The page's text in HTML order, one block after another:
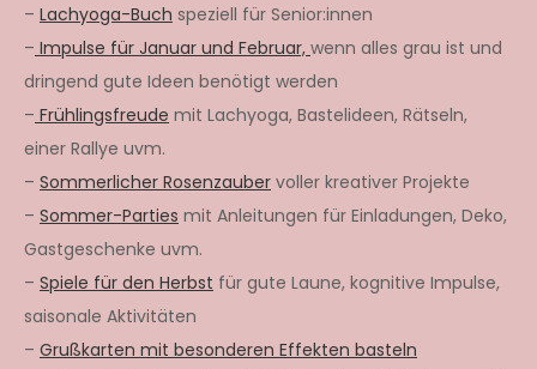
– Lachyoga-Buch speziell für Senior:innen
– Impulse für Januar und Februar, wenn alles grau ist und
dringend gute Ideen benötigt werden
– Frühlingsfreude mit Lachyoga, Bastelideen, Rätseln,
einer Rallye uvm.
– Sommerlicher Rosenzauber voller kreativer Projekte
– Sommer-Parties mit Anleitungen für Einladungen, Deko,
Gastgeschenke uvm.
– Spiele für den Herbst für gute Laune, kognitive Impulse,
saisonale Aktivitäten
– Grußkarten mit besonderen Effekten basteln